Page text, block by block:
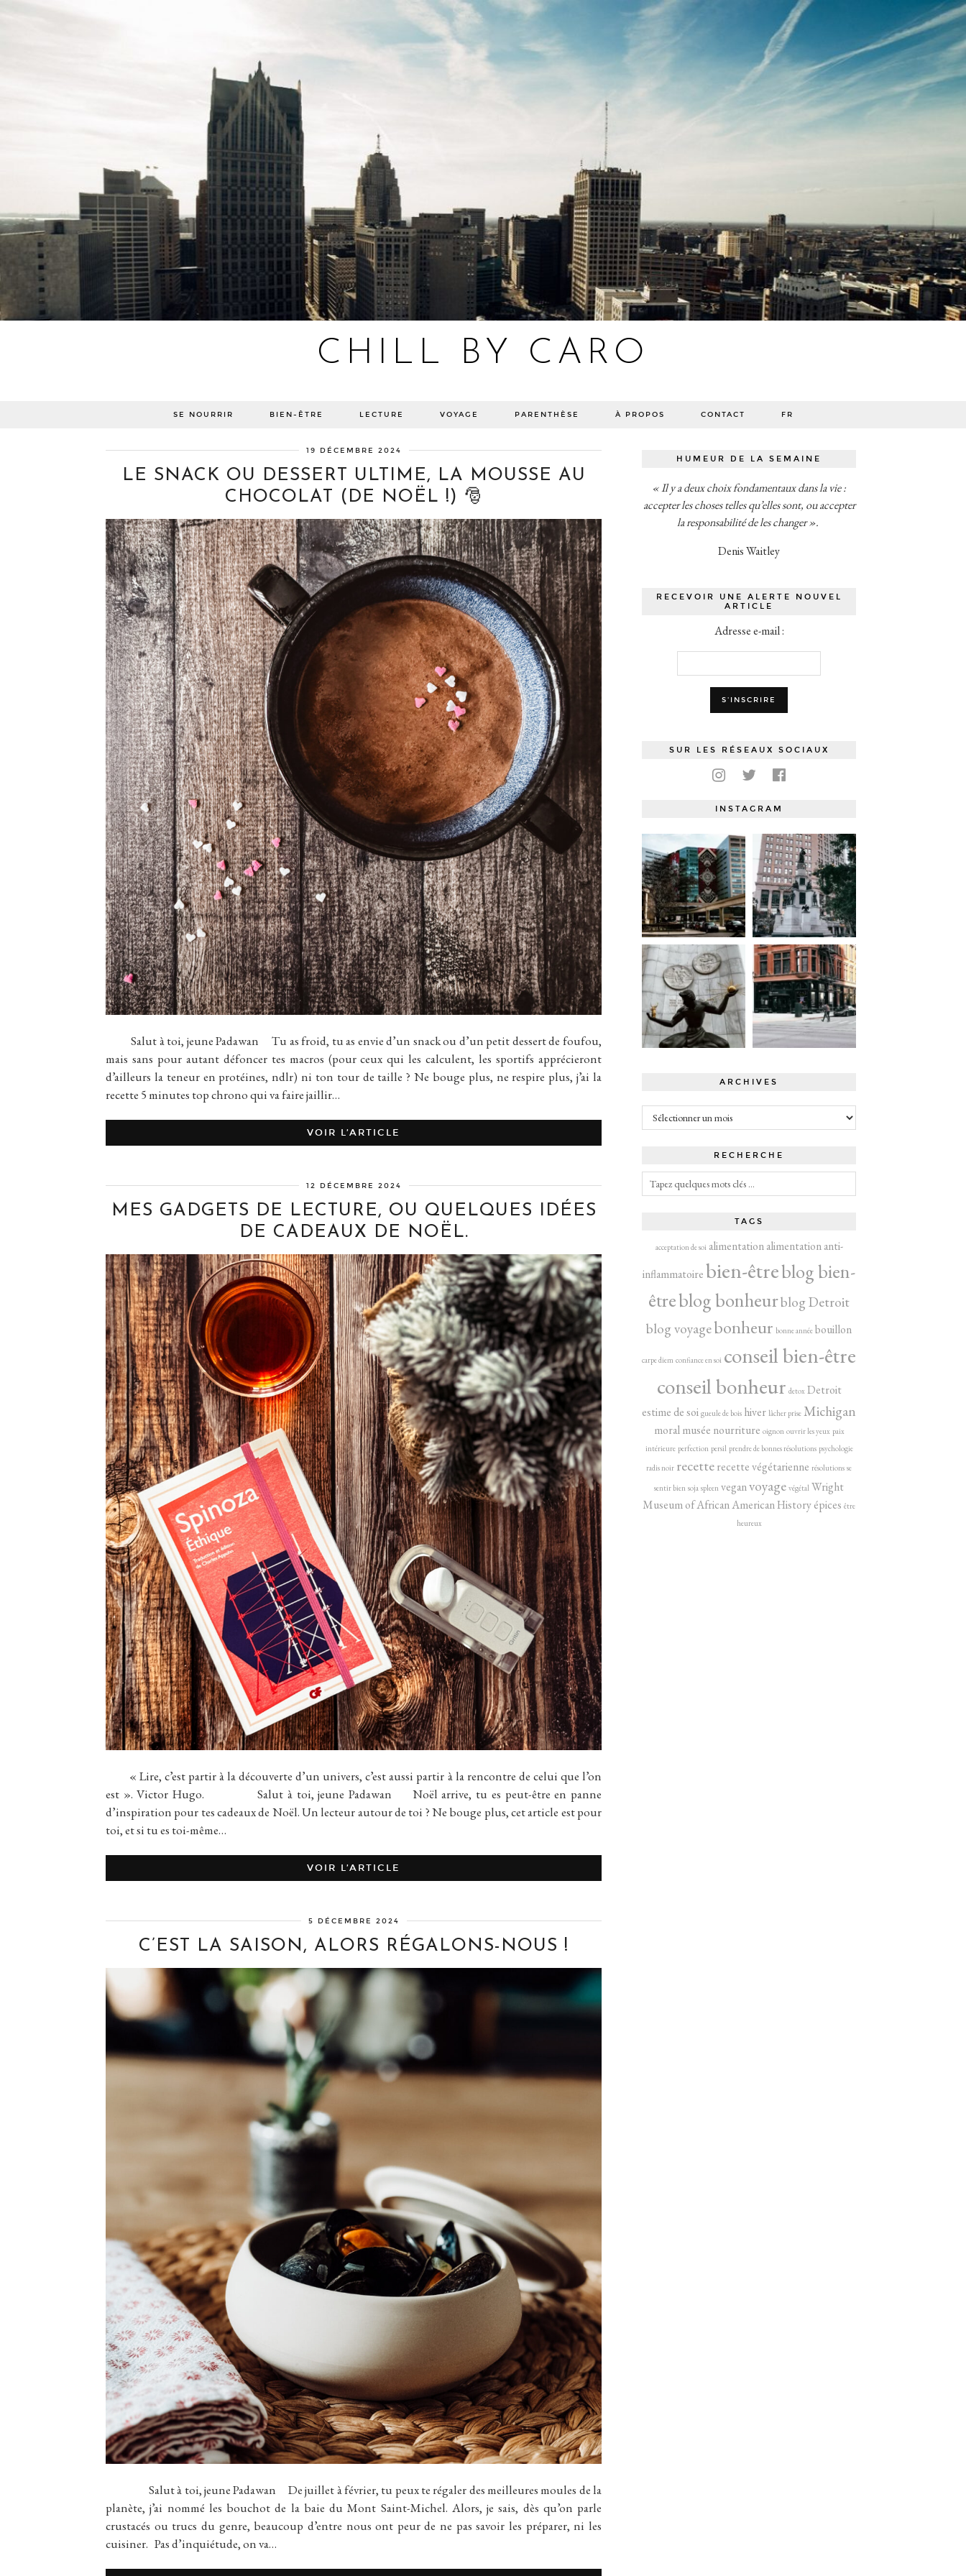
CHILL BY CARO
SE NOURRIR BIEN-ÊTRE LECTURE VOYAGE PARENTHÈSE À PROPOS CONTACT FR
19 DÉCEMBRE 2024
LE SNACK OU DESSERT ULTIME, LA MOUSSE AU
CHOCOLAT (DE NOËL !) 🎅
Salut à toi, jeune Padawan Tu as froid, tu as envie d’un snack ou d’un petit dessert de foufou,
mais sans pour autant défoncer tes macros (pour ceux qui les calculent, les sportifs apprécieront
d’ailleurs la teneur en protéines, ndlr) ni ton tour de taille ? Ne bouge plus, ne respire plus, j’ai la
recette 5 minutes top chrono qui va faire jaillir…
VOIR L’ARTICLE
12 DÉCEMBRE 2024
MES GADGETS DE LECTURE, OU QUELQUES IDÉES
DE CADEAUX DE NOËL.
« Lire, c’est partir à la découverte d’un univers, c’est aussi partir à la rencontre de celui que l’on
est ». Victor Hugo. Salut à toi, jeune Padawan Noël arrive, tu es peut-être en panne
d’inspiration pour tes cadeaux de Noël. Un lecteur autour de toi ? Ne bouge plus, cet article est pour
toi, et si tu es toi-même…
VOIR L’ARTICLE
5 DÉCEMBRE 2024
C’EST LA SAISON, ALORS RÉGALONS-NOUS !
Salut à toi, jeune Padawan De juillet à février, tu peux te régaler des meilleures moules de la
planète, j’ai nommé les bouchot de la baie du Mont Saint-Michel. Alors, je sais, dès qu’on parle
crustacés ou trucs du genre, beaucoup d’entre nous ont peur de ne pas savoir les préparer, ni les
cuisiner. Pas d’inquiétude, on va…
HUMEUR DE LA SEMAINE
« Il y a deux choix fondamentaux dans la vie :
accepter les choses telles qu’elles sont, ou accepter
la responsabilité de les changer ».
Denis Waitley
RECEVOIR UNE ALERTE NOUVEL
ARTICLE
Adresse e-mail :
SUR LES RÉSEAUX SOCIAUX
INSTAGRAM
ARCHIVES
Archives
RECHERCHE
TAGS
acceptation de soi alimentation alimentation anti-
inflammatoirebien-êtreblog bien-
êtreblog bonheurblog Detroit
blog voyagebonheur bonne année bouillon
carpe diem confiance en soi conseil bien-être
conseil bonheur detox Detroit
estime de soi gueule de bois hiver lâcher prise Michigan
moral musée nourriture oignon ouvrir les yeux paix
intérieure perfection persil prendre de bonnes résolutions psychologie
radis noir recetterecette végétarienne résolutions se
sentir bien soja spleen veganvoyage végétal Wright
Museum of African American Historyépices être
heureux